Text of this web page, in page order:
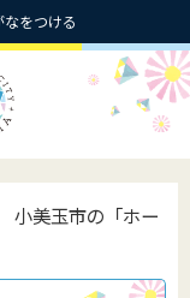
なをつける
小美玉市の「ホー